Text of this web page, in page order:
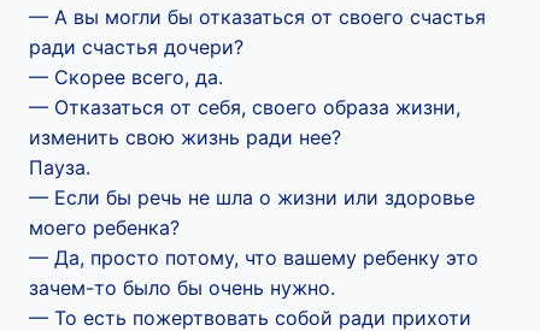
— А вы могли бы отказаться от своего счастья
ради счастья дочери?
— Скорее всего, да.
— Отказаться от себя, своего образа жизни,
изменить свою жизнь ради нее?
Пауза.
— Если бы речь не шла о жизни или здоровье
моего ребенка?
— Да, просто потому, что вашему ребенку это
зачем-то было бы очень нужно.
— То есть пожертвовать собой ради прихоти